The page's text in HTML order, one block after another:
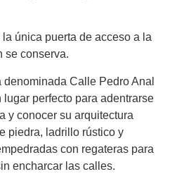
la única puerta de acceso a la
se conserva.
denominada Calle Pedro Anal
perfecto para adentrarse
y conocer su arquitectura
piedra, ladrillo rústico y
con regateras para
encharcar las calles.